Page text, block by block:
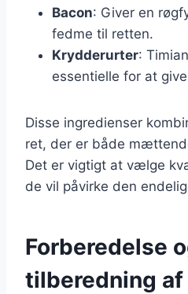
Bacon: Giver en
fedme til retten.
Krydderurter:
essentielle for at
Disse ingredienser
ret, der er både
Det er vigtigt at vælge
de vil påvirke den
Forberedelse
tilberedning af